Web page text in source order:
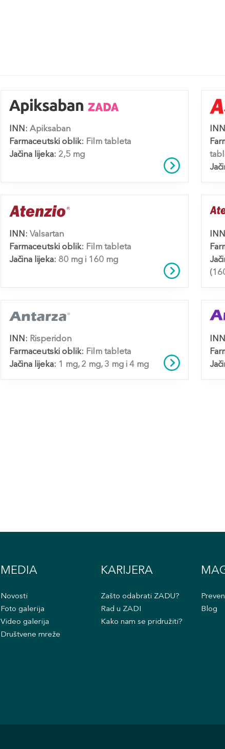
INN: Apiksaban
Farmaceutski oblik: Film tableta
Jačina lijeka: 2,5 mg
INN: Valsartan
Farmaceutski oblik: Film tableta
Jačina lijeka: 80 mg i 160 mg
INN: Risperidon
Farmaceutski oblik: Film tableta
Jačina lijeka: 1 mg, 2 mg, 3 mg i 4 mg
MEDIA
Novosti
Foto galerija
Video galerija
Društvene mreže
KARIJERA
Zašto odabrati ZADU?
Rad u ZADI
Kako nam se pridružiti?
Blog